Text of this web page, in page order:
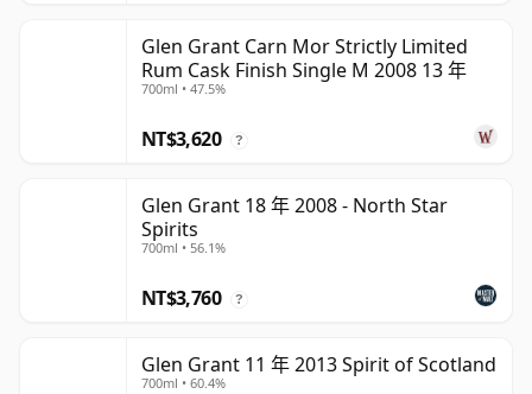
Glen Grant Carn Mor Strictly Limited
Rum Cask Finish Single M 2008 13 年
700ml • 47.5%
NT$3,620 ?
Glen Grant 18 年 2008 - North Star
Spirits
700ml • 56.1%
NT$3,760 ?
Glen Grant 11 年 2013 Spirit of Scotland
700ml • 60.4%